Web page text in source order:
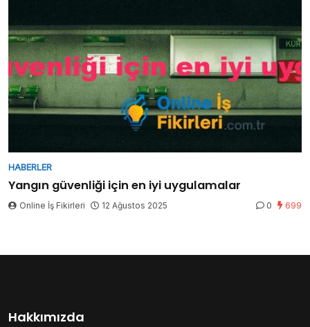
HABERLER
Yangın güvenliği için en iyi uygulamalar
Online İş Fikirleri 12 Ağustos 2025 0 699
Hakkımızda